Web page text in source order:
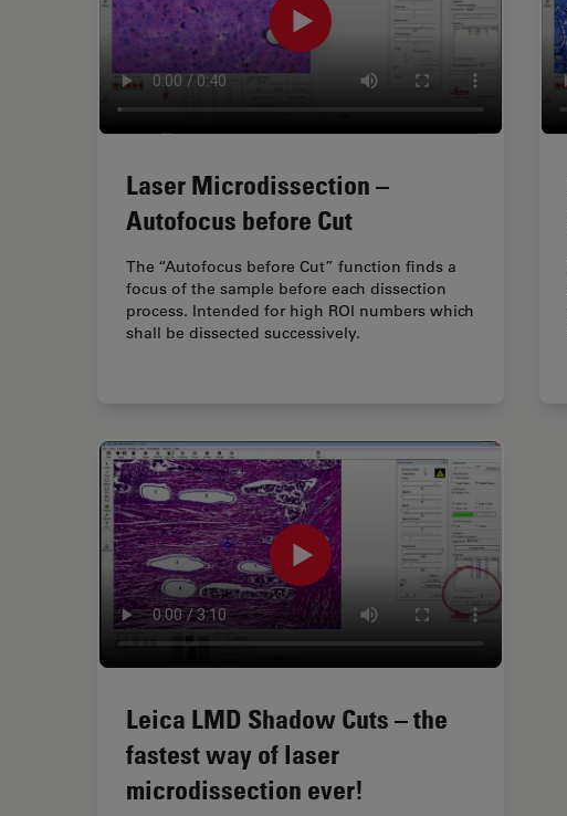
Laser Microdissection –
Autofocus before Cut
The “Autofocus before Cut” function finds a
focus of the sample before each dissection
process. Intended for high ROI numbers which
shall be dissected successively.
Leica LMD Shadow Cuts – the
fastest way of laser
microdissection ever!